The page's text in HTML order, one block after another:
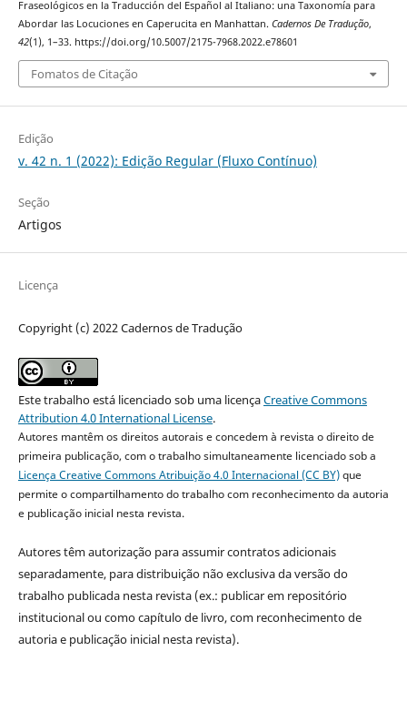
Fraseológicos en la Traducción del Español al Italiano: una Taxonomía para
Abordar las Locuciones en Caperucita en Manhattan. Cadernos De Tradução,
42(1), 1–33. https://doi.org/10.5007/2175-7968.2022.e78601
Fomatos de Citação
Edição
v. 42 n. 1 (2022): Edição Regular (Fluxo Contínuo)
Seção
Artigos
Licença
Copyright (c) 2022 Cadernos de Tradução
Este trabalho está licenciado sob uma licençaCreative Commons
Attribution 4.0 International License.
Autores mantêm os direitos autorais e concedem à revista o direito de
primeira publicação, com o trabalho simultaneamente licenciado sob a
Licença Creative Commons Atribuição 4.0 Internacional (CC BY)que
permite o compartilhamento do trabalho com reconhecimento da autoria
e publicação inicial nesta revista.
Autores têm autorização para assumir contratos adicionais
separadamente, para distribuição não exclusiva da versão do
trabalho publicada nesta revista (ex.: publicar em repositório
institucional ou como capítulo de livro, com reconhecimento de
autoria e publicação inicial nesta revista).